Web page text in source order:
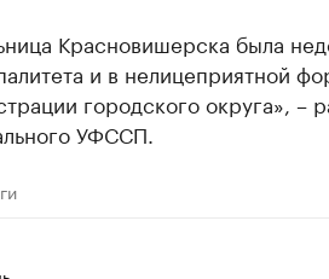
Красновишерска была
и в нелицеприятной
городского округа», –
УФССП.